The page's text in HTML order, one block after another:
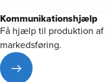
Kommunika­tions­hjælp
Få hjælp til produktion af
markedsføring.